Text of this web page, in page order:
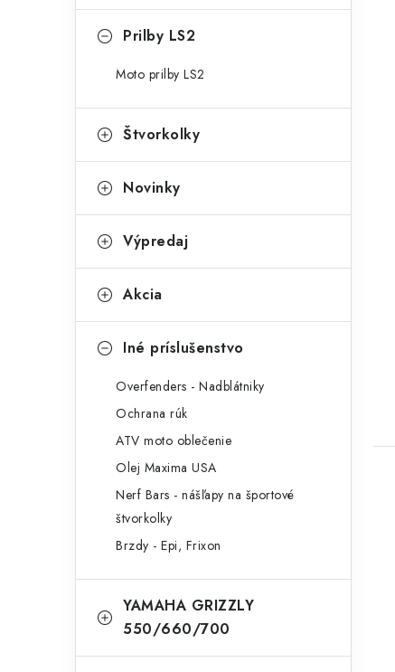
Prilby LS2
Moto prilby LS2
Štvorkolky
Novinky
Výpredaj
Akcia
Iné príslušenstvo
Overfenders - Nadblátniky
Ochrana rúk
ATV moto oblečenie
Olej Maxima USA
Nerf Bars - nášľapy na športové
štvorkolky
Brzdy - Epi, Frixon
YAMAHA GRIZZLY
550/660/700